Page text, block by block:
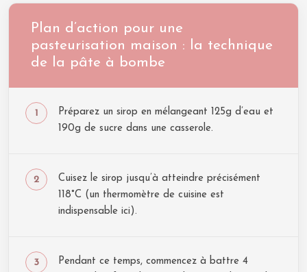
Plan d’action pour une
pasteurisation maison : la technique
de la pâte à bombe
Préparez un sirop en mélangeant 125g d’eau et
190g de sucre dans une casserole.
Cuisez le sirop jusqu’à atteindre précisément
118°C (un thermomètre de cuisine est
indispensable ici).
Pendant ce temps, commencez à battre 4